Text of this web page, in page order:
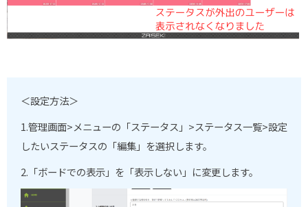
＜設定方法＞
1.管理画面>メニューの「ステータス」>ステータス一覧>設定
したいステータスの「編集」を選択します。
2.「ボードでの表示」を「表示しない」に変更します。